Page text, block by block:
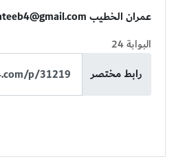
عمران الخطيب
البوابة 24
رابط مختصر